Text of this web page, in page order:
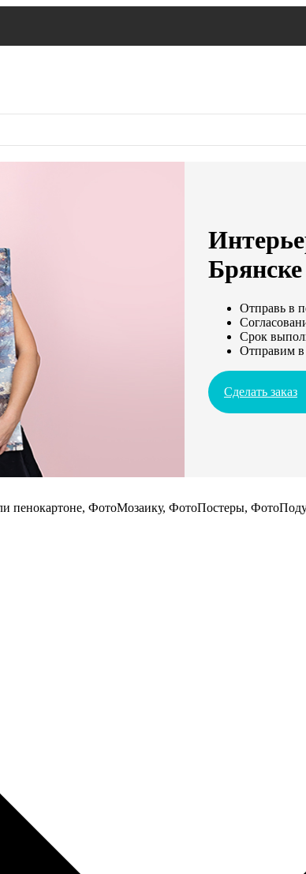
Брянске
Отправь в
Срок
Отправим
Сделать заказ
пенокартоне, ФотоМозаику, ФотоПостеры,